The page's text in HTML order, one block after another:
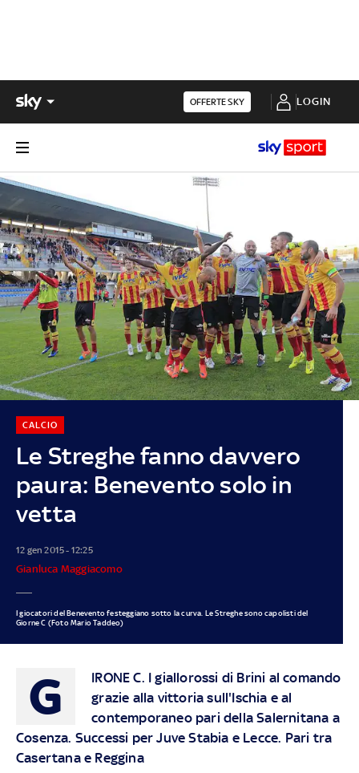
OFFERTE SKY LOGIN
Le Streghe fanno davvero
paura: Benevento solo in
vetta
CALCIO
12 gen 2015 - 12:25
Gianluca Maggiacomo
I giocatori del Benevento festeggiano sotto la curva. Le Streghe sono capolisti del
Giorne C (Foto Mario Taddeo)
G IRONE C. I giallorossi di Brini al comando
grazie alla vittoria sull'Ischia e al
contemporaneo pari della Salernitana a
Cosenza. Successi per Juve Stabia e Lecce. Pari tra
Casertana e Reggina